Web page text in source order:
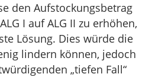
den Aufstockungsbetrag
I auf ALG II zu erhöhen,
Lösung. Dies würde die
lindern können, jedoch
„tiefen Fall“